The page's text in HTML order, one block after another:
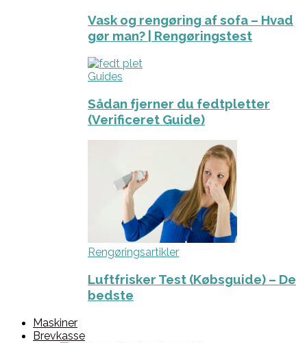
Vask og rengøring af sofa – Hvad
gør man? | Rengøringstest
Guides
Sådan fjerner du fedtpletter
(Verificeret Guide)
Rengøringsartikler
Luftfrisker Test (Købsguide) – De
bedste
Maskiner
Brevkasse